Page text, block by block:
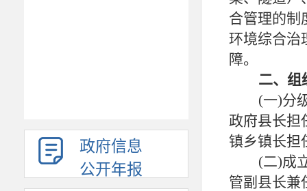
政府信息
公开年报
合管理的制
环境综合治
障。
二、 组
(一)分
政府县长担
镇乡镇长担
(二)成
管副县长兼